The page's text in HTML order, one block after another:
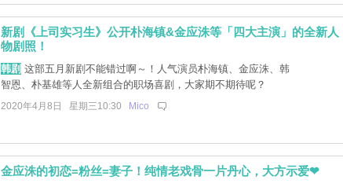
新剧《上司实习生》公开朴海镇&金应洙等「四大主演」的全新人
物剧照！
韩剧 这部五月新剧不能错过啊～！人气演员朴海镇、金应洙、韩
智恩、朴基雄等人全新组合的职场喜剧，大家期不期待呢？
2020年4月8日 星期三10:30 Mico
金应洙的初恋=粉丝=妻子！纯情老戏骨一片丹心，大方示爱❤